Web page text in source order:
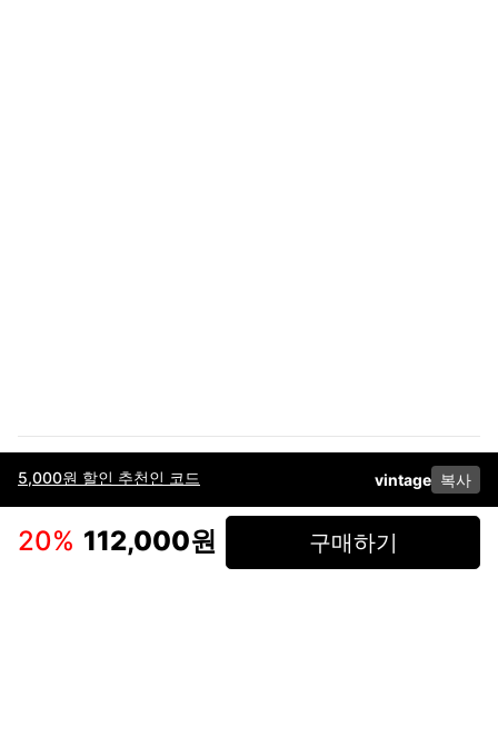
5,000원 할인 추천인 코드 vintage 복사
20% 112,000원 구매하기
이용약관고객센터판매개인정보 처리방침사업자 정보다운로드
인스타그램
페이스북